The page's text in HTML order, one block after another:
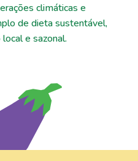
climáticas e
de dieta sustentável,
e sazonal.